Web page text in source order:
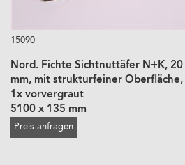
15090
Nord. Fichte Sichtnuttäfer N+K, 20
mm, mit strukturfeiner Oberfläche,
1x vorvergraut
5100 x 135 mm
Preis anfragen